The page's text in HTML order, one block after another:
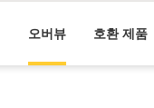
오버뷰 호환 제품